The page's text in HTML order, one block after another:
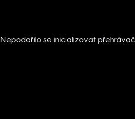
Nepodařilo se inicializovat přehrávač